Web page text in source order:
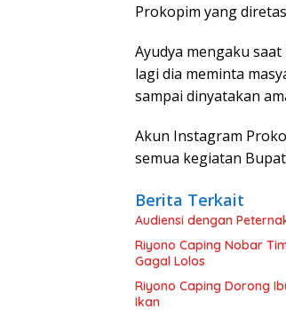
Prokopim yang
Ayudya mengaku
lagi dia meminta
sampai dinyatakan
Akun Instagram
semua kegiatan
Berita Terkait
Audiensi dengan
Riyono Caping Nobar
Gagal Lolos
Riyono Caping Dorong
Ikan